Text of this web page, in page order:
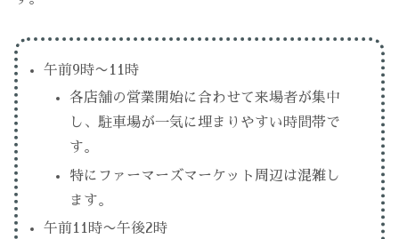
午前9時〜11時
各店舗の営業開始に合わせて来場者が集中
し、駐車場が一気に埋まりやすい時間帯で
す。
特にファーマーズマーケット周辺は混雑し
ます。
午前11時〜午後2時